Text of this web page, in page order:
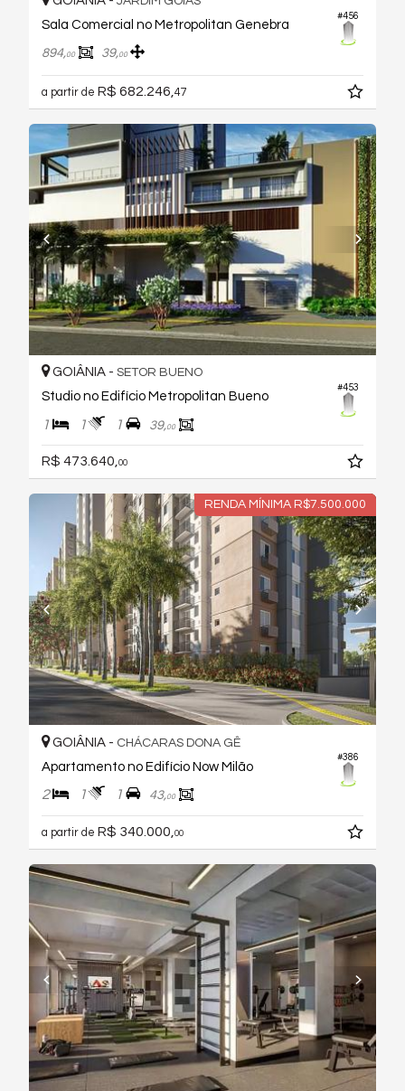
#456
Sala Comercial no Metropolitan Genebra
894,00 39,00
a partir de R$ 682.246, 47
#453
GOIÂNIA - SETOR BUENO
Studio no Edifício Metropolitan Bueno
1 1 1 39,00
R$ 473.640,00
RENDA MÍNIMA R$7.500.000
#386
GOIÂNIA - CHÁCARAS DONA GÊ
Apartamento no Edifício Now Milão
2 1 1 43,00
a partir de R$ 340.000, 00